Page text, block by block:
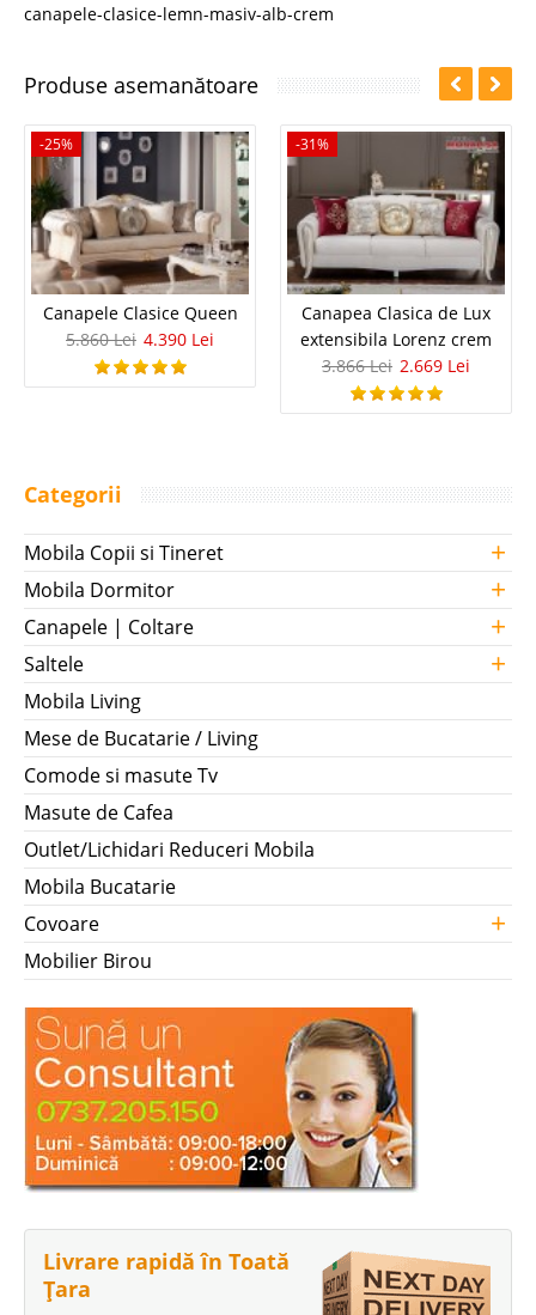
canapele-clasice-lemn-masiv-alb-crem
Produse asemanătoare
-25%
Canapele Clasice Queen
5.860 Lei 4.390 Lei
-31%
Canapea Clasica de Lux
extensibila Lorenz crem
3.866 Lei 2.669 Lei
Categorii
Mobila Copii si Tineret +
Mobila Dormitor +
Canapele | Coltare +
Saltele +
Mobila Living
Mese de Bucatarie / Living
Comode si masute Tv
Masute de Cafea
Outlet/Lichidari Reduceri Mobila
Mobila Bucatarie
Covoare
+
Mobilier Birou
Livrare rapidă în Toată
Țara